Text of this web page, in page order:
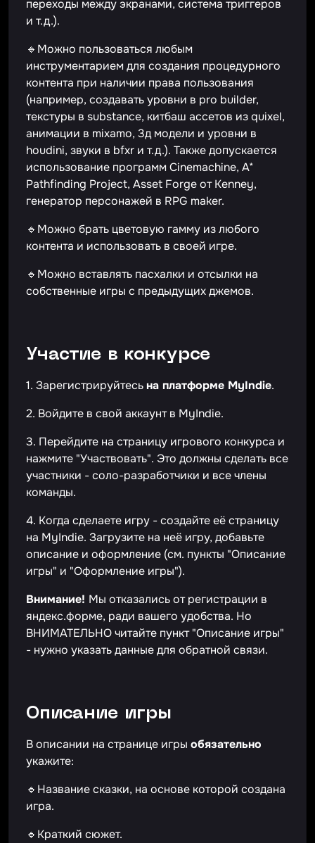
переходы между экранами, система триггеров
и т.д.).
🔹Можно пользоваться любым
инструментарием для создания процедурного
контента при наличии права пользования
(например, создавать уровни в pro builder,
текстуры в substance, китбаш ассетов из quixel,
анимации в mixamo, 3д модели и уровни в
houdini, звуки в bfxr и т.д.). Также допускается
использование программ Cinemachine, A*
Pathfinding Project, Asset Forge от Kenney,
генератор персонажей в RPG maker.
🔹Можно брать цветовую гамму из любого
контента и использовать в своей игре.
🔹Можно вставлять пасхалки и отсылки на
собственные игры с предыдущих джемов.
Участие в конкурсе
1. Зарегистрируйтесьна платформе MyIndie.
2. Войдите в свой аккаунт в MyIndie.
3. Перейдите на страницу игрового конкурса и
нажмите "Участвовать". Это должны сделать все
участники - соло-разработчики и все члены
команды.
4. Когда сделаете игру - создайте её страницу
на MyIndie. Загрузите на неё игру, добавьте
описание и оформление (см. пункты "Описание
игры" и "Оформление игры").
Внимание! Мы отказались от регистрации в
яндекс.форме, ради вашего удобства. Но
ВНИМАТЕЛЬНО читайте пункт "Описание игры"
- нужно указать данные для обратной связи.
Описание игры
В описании на странице игры обязательно
укажите:
🔹Название сказки, на основе которой создана
игра.
🔹Краткий сюжет.